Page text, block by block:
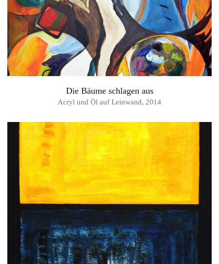
Die Bäume schlagen aus
Acryl und Öl auf Leinwand, 2014